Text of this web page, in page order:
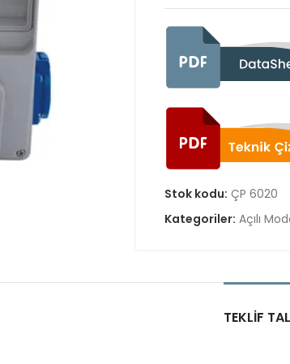
Stok kodu: ÇP 6020
Kategoriler: Açılı
TEKLIF